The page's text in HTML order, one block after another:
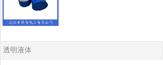
透明液体